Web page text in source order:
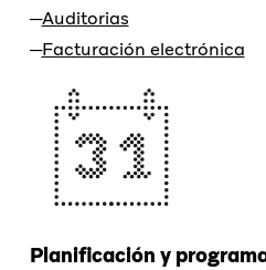
Auditorias
Facturación electrónica
Planificación y